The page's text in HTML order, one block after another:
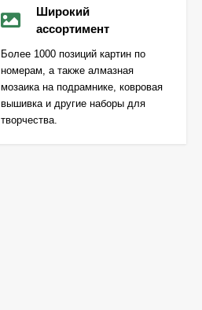
Широкий
ассортимент
Более 1000 позиций картин по
номерам, а также алмазная
мозаика на подрамнике, ковровая
вышивка и другие наборы для
творчества.